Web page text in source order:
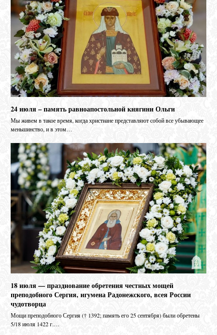
24 июля – память равноапостольной княгини Ольги
Мы живем в такое время, когда христиане представляют собой все убывающее
меньшинство, и в этом…
18 июля — празднование обретения честных мощей
преподобного Сергия, игумена Радонежского, всея России
чудотворца
Мо­щи пре­по­доб­но­го Сер­гия († 1392; па­мять его 25 сен­тяб­ря) бы­ли об­ре­те­ны
5/18 июля 1422 г.…